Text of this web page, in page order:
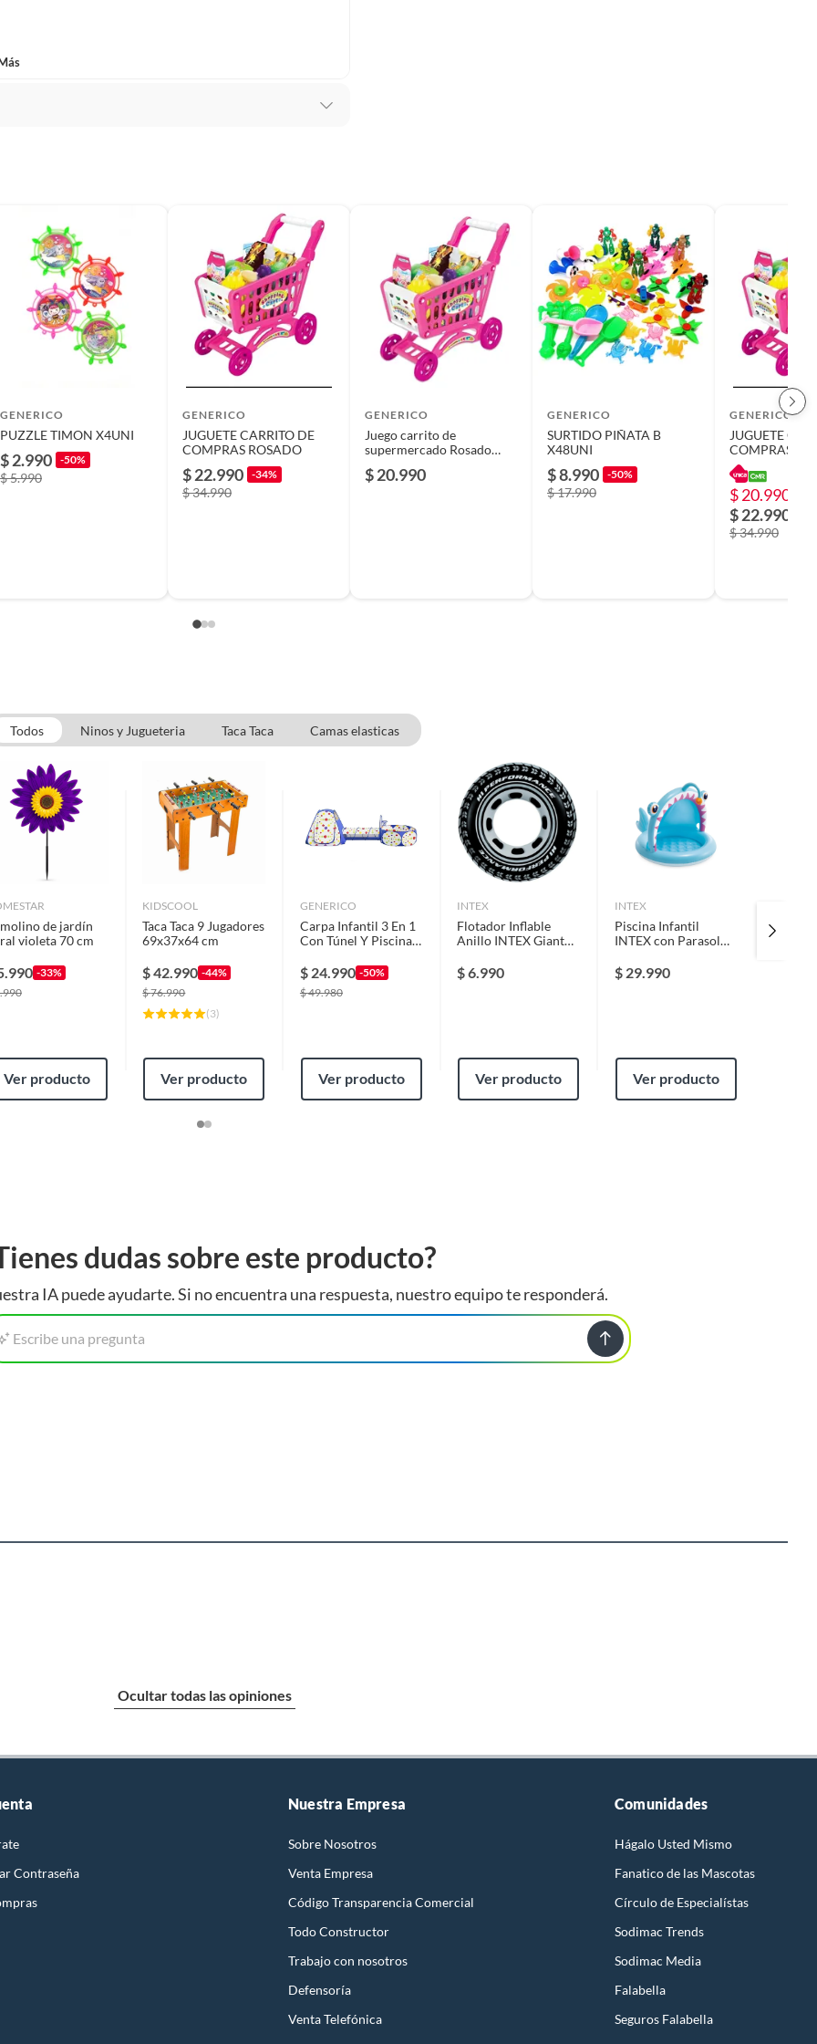
nuevo en su envase original sin manchas. Garantía de
GENERICO
PUZZLE TIMON X4UNI
$ 2.990 -50%
$ 5.990
GENERICO
JUGUETE CARRITO DE
COMPRAS ROSADO
$ 22.990 -34%
$ 34.990
GENERICO
Juego carrito de
supermercado Rosado
$ 20.990
GENERICO
SURTIDO PIÑATA B
X48UNI
$ 8.990 -50%
$ 17.990
GENERICO
JUGUETE
COMPRAS 56
ROSADO
$ 20.990
$ 22.990
$ 34.990
Todos Ninos y Jugueteria Taca Taca Camas elasticas
de jardín
violeta 70 cm
-33%
Ver producto
KIDSCOOL
Taca Taca 9 Jugadores
69x37x64 cm
$42.990 -44%
$76.990
(3)
Ver producto
GENERICO
Carpa Infantil 3 En 1
Con Túnel Y Piscina
$ 24.990 -50%
$49.980
Ver producto
INTEX
Flotador Inflable
Anillo INTEX Giant
$6.990
Ver producto
INTEX
Piscina Infantil
INTEX con Parasol
Pool 1 - 3 Años
$ 29.990
Ver producto
Pelota
Pack
dudas sobre este producto?
IA puede ayudarte. Si no encuentra una respuesta, nuestro equipo te responderá.
Escribe una pregunta
Ocultar todas las opiniones
Contraseña
Nuestra Empresa
Sobre Nosotros
Venta Empresa
Código Transparencia Comercial
Todo Constructor
Trabajo con nosotros
Defensoría
Venta Telefónica
Comunidades
Hágalo Usted Mismo
Fanatico de las Mascotas
Círculo de Especialístas
Sodimac Trends
Sodimac Media
Falabella
Seguros Falabella